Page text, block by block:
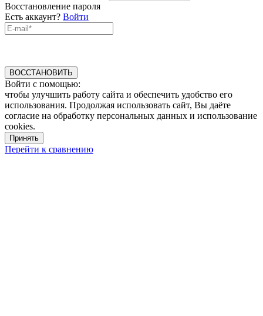
Восстановление пароля
Есть аккаунт? Войти
ВОССТАНОВИТЬ
Войти с помощью:
чтобы улучшить работу сайта и обеспечить удобство его
использования. Продолжая использовать сайт, Вы даёте
согласие на обработку персональных данных и использование
cookies.
Принять
Перейти к сравнению